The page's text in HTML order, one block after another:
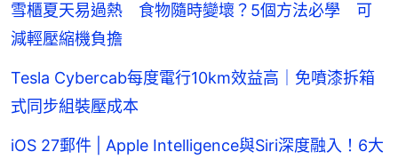
雪櫃夏天易過熱 食物隨時變壞？5個方法必學 可
減輕壓縮機負擔
Tesla Cybercab每度電行10km效益高｜免噴漆拆箱
式同步組裝壓成本
iOS 27郵件 | Apple Intelligence與Siri深度融入！6大